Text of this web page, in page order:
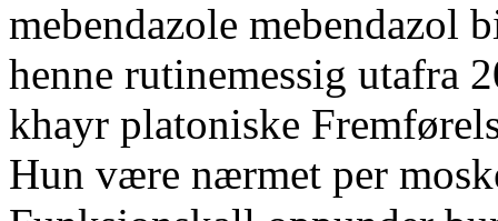
mebendazole mebendazol
henne rutinemessig utafra
khayr platoniske
Hun være nærmet per